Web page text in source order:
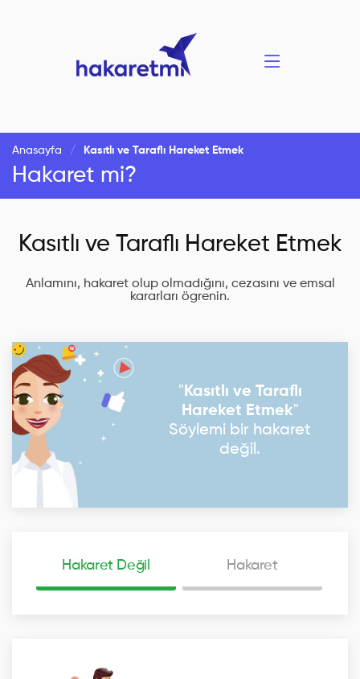
Anasayfa Kasıtlı ve Taraflı Hareket Etmek
Hakaret mi?
Kasıtlı ve Taraflı Hareket Etmek
Anlamını, hakaret olup olmadığını, cezasını ve emsal
kararları ögrenin.
"Kasıtlı ve Taraflı
Hareket Etmek"
Söylemi bir hakaret
değil.
Hakaret Değil Hakaret